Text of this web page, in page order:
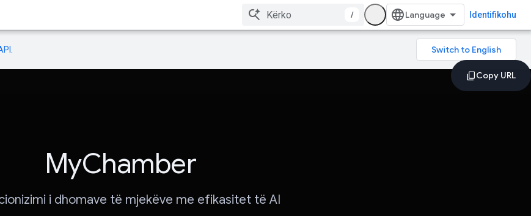
/ Identifikohu
MyChamber
i dhomave të mjekëve me efikasitet të AI